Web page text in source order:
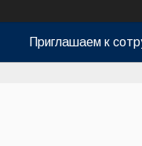
Приглашаем к